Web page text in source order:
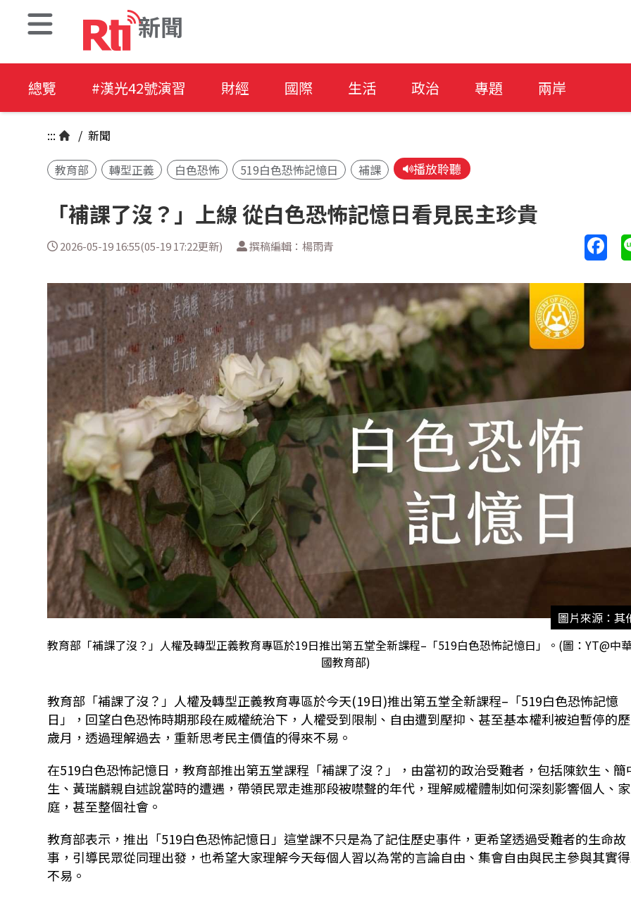
新聞
總覽 #漢光42號演習 財經 國際 生活 政治 專題 兩岸
::: / 新聞
教育部 轉型正義 白色恐怖 519白色恐怖記憶日 補課 播放聆聽
「補課了沒？」上線 從白色恐怖記憶日看見民主珍貴
2026-05-19 16:55(05-19 17:22更新) 撰稿編輯：楊雨青
圖片來源：其
教育部「補課了沒？」人權及轉型正義教育專區於19日推出第五堂全新課程–「519白色恐怖記憶日」。(圖：YT@中
國教育部)
教育部「補課了沒？」人權及轉型正義教育專區於今天(19日)推出第五堂全新課程–「519白色恐怖記憶
日」，回望白色恐怖時期那段在威權統治下，人權受到限制、自由遭到壓抑、甚至基本權利被迫暫停的
歲月，透過理解過去，重新思考民主價值的得來不易。
在519白色恐怖記憶日，教育部推出第五堂課程「補課了沒？」，由當初的政治受難者，包括陳欽生、簡
生、黃瑞麟親自述說當時的遭遇，帶領民眾走進那段被噤聲的年代，理解威權體制如何深刻影響個人、家
庭，甚至整個社會。
教育部表示，推出「519白色恐怖記憶日」這堂課不只是為了記住歷史事件，更希望透過受難者的生命故
事，引導民眾從同理出發，也希望大家理解今天每個人習以為常的言論自由、集會自由與民主參與其實
不易。